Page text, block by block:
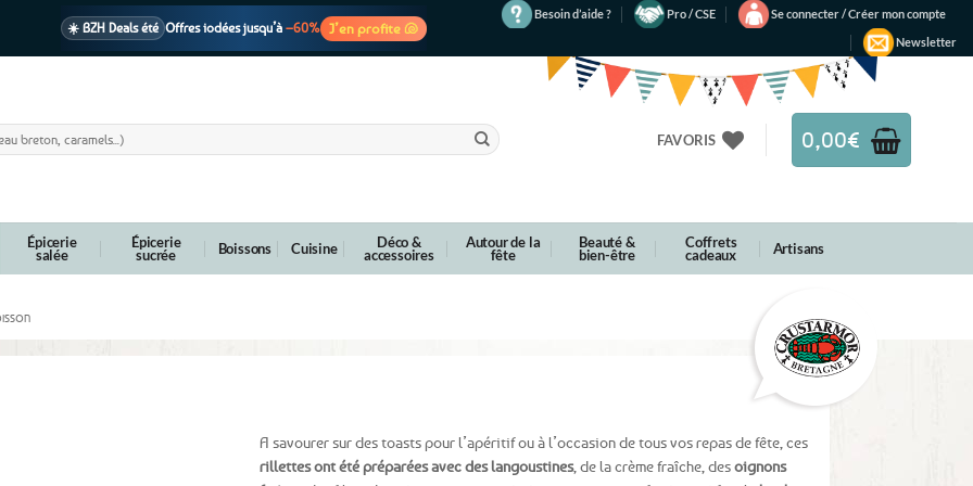
☀️ BZH Deals été Offres iodées jusqu’à –60% J’en profite 🐚
Besoin d’aide ? Pro / CSE
Se connecter / Créer mon compte
Newsletter
FAVORIS 0,00€
Épicerie
salée
Épicerie
sucrée Boissons Cuisine Déco &
accessoires
Autour de la
fête
Beauté &
bien-être
Coffrets
cadeaux Artisans
A savourer sur des toasts pour l’apéritif ou à l’occasion de tous vos repas de fête, ces
rillettes ont été préparées avec des langoustines, de la crème fraîche, desoignons